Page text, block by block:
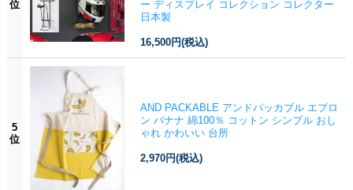
位
ー ディスプレイ コレクション コレクター
日本製
16,500円(税込)
5
位
AND PACKABLE アンドパッカブル エプロ
ン バナナ 綿100％ コットン シンプル おし
ゃれ かわいい 台所
2,970円(税込)